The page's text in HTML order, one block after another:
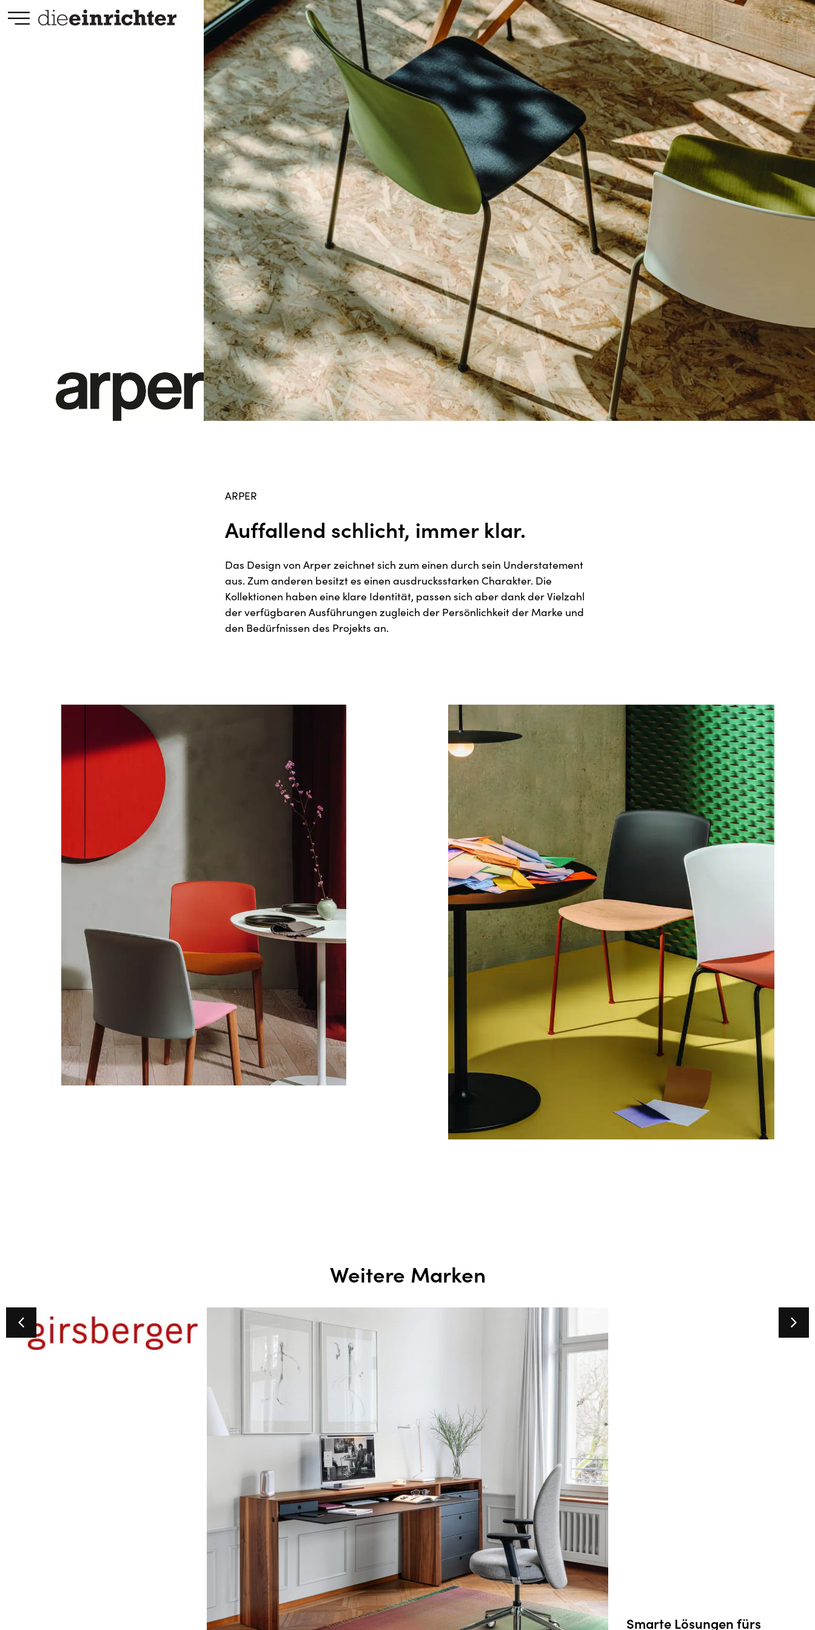
ARPER
Auffallend schlicht, immer klar.
Das Design von Arper zeichnet sich zum einen durch sein Understatement
aus. Zum anderen besitzt es einen ausdrucksstarken Charakter. Die
Kollektionen haben eine klare Identität, passen sich aber dank der Vielzahl
der verfügbaren Ausführungen zugleich der Persönlichkeit der Marke und
den Bedürfnissen des Projekts an.
Weitere Marken